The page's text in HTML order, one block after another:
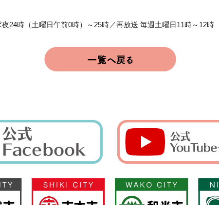
24時（土曜日午前0時）～25時／再放送 毎週土曜日11時～12時